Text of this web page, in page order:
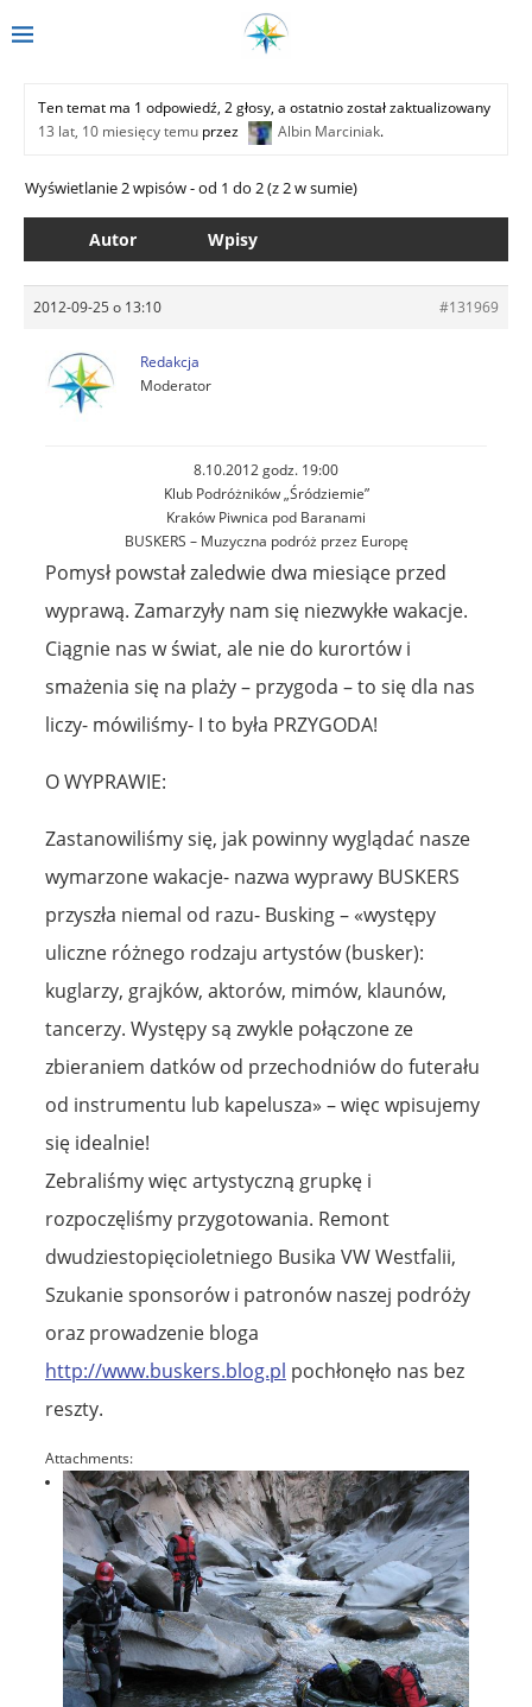
Ten temat ma 1 odpowiedź, 2 głosy, a ostatnio został zaktualizowany
13 lat, 10 miesięcy temu przez Albin Marciniak.
Wyświetlanie 2 wpisów - od 1 do 2 (z 2 w sumie)
Autor Wpisy
2012-09-25 o 13:10 #131969
Redakcja
Moderator
8.10.2012 godz. 19:00
Klub Podróżników „Śródziemie”
Kraków Piwnica pod Baranami
BUSKERS – Muzyczna podróż przez Europę
Pomysł powstał zaledwie dwa miesiące przed
wyprawą. Zamarzyły nam się niezwykłe wakacje.
Ciągnie nas w świat, ale nie do kurortów i
smażenia się na plaży – przygoda – to się dla nas
liczy- mówiliśmy- I to była PRZYGODA!
O WYPRAWIE:
Zastanowiliśmy się, jak powinny wyglądać nasze
wymarzone wakacje- nazwa wyprawy BUSKERS
przyszła niemal od razu- Busking – «występy
uliczne różnego rodzaju artystów (busker):
kuglarzy, grajków, aktorów, mimów, klaunów,
tancerzy. Występy są zwykle połączone ze
zbieraniem datków od przechodniów do futerału
od instrumentu lub kapelusza» – więc wpisujemy
się idealnie!
Zebraliśmy więc artystyczną grupkę i
rozpoczęliśmy przygotowania. Remont
dwudziestopięcioletniego Busika VW Westfalii,
Szukanie sponsorów i patronów naszej podróży
oraz prowadzenie bloga
http://www.buskers.blog.pl pochłonęło nas bez
reszty.
Attachments: